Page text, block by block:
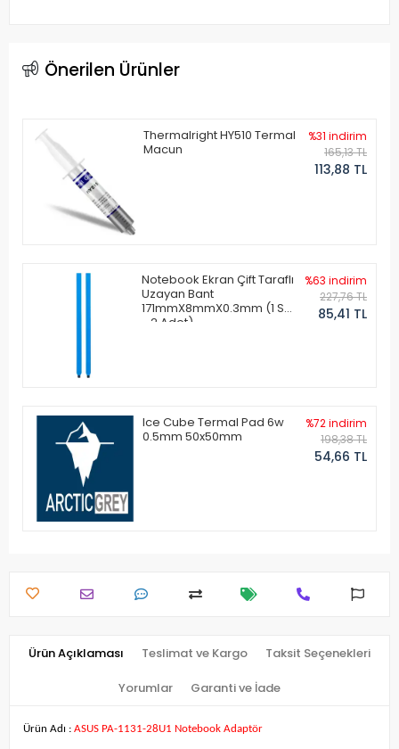
Önerilen Ürünler
Thermalright HY510 Termal
Macun
%31 indirim
165,13 TL
113,88 TL
Notebook Ekran Çift Taraflı
Uzayan Bant
171mmX8mmX0.3mm (1 Set
- 2 Adet)
%63 indirim
227,76 TL
85,41 TL
Ice Cube Termal Pad 6w
0.5mm 50x50mm
%72 indirim
198,38 TL
54,66 TL
Ürün Açıklaması Teslimat ve Kargo Taksit Seçenekleri
Yorumlar Garanti ve İade
Ürün Adı : ASUS PA-1131-28U1 Notebook Adaptör